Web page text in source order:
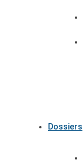
Dossiers